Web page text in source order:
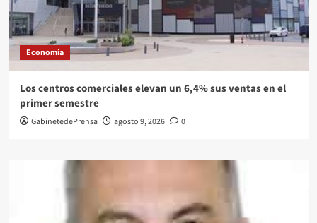
Economía
Los centros comerciales elevan un 6,4% sus ventas en el
primer semestre
GabinetedePrensa agosto 9, 2026 0